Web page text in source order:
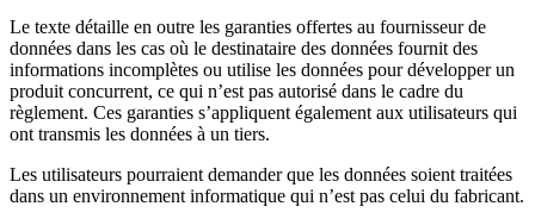
Le texte détaille en outre les garanties offertes au fournisseur de
données dans les cas où le destinataire des données fournit des
informations incomplètes ou utilise les données pour développer un
produit concurrent, ce qui n’est pas autorisé dans le cadre du
règlement. Ces garanties s’appliquent également aux utilisateurs qui
ont transmis les données à un tiers.
Les utilisateurs pourraient demander que les données soient traitées
dans un environnement informatique qui n’est pas celui du fabricant.